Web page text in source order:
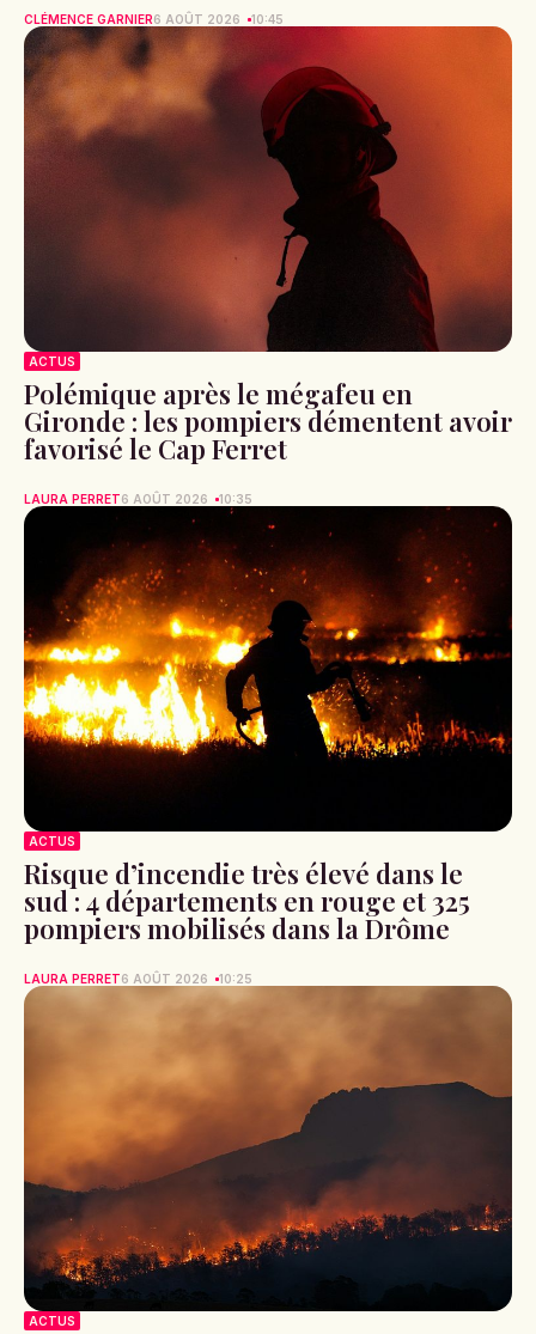
CLÉMENCE GARNIER6 AOÛT 2026 10:45
ACTUS
Polémique après le mégafeu en
Gironde : les pompiers démentent avoir
favorisé le Cap Ferret
LAURA PERRET6 AOÛT 2026 10:35
ACTUS
Risque d’incendie très élevé dans le
sud : 4 départements en rouge et 325
pompiers mobilisés dans la Drôme
LAURA PERRET6 AOÛT 2026 10:25
ACTUS